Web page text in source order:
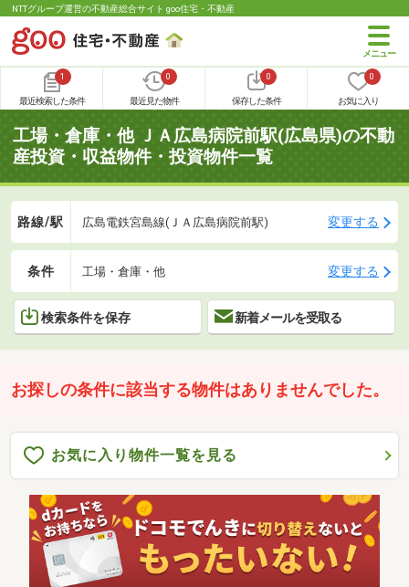
NTTグループ運営の不動産総合サイト goo住宅・不動産
1
最近検索した条件
0
最近見た物件
0
保存した条件
0
お気に入り
工場・倉庫・他 ＪＡ広島病院前駅(広島県)の不動
産投資・収益物件・投資物件一覧
路線/駅 広島電鉄宮島線(ＪＡ広島病院前駅) 変更する
条件 工場・倉庫・他 変更する
検索条件を保存 新着メールを受取る
お探しの条件に該当する物件はありませんでした。
お気に入り物件一覧を見る